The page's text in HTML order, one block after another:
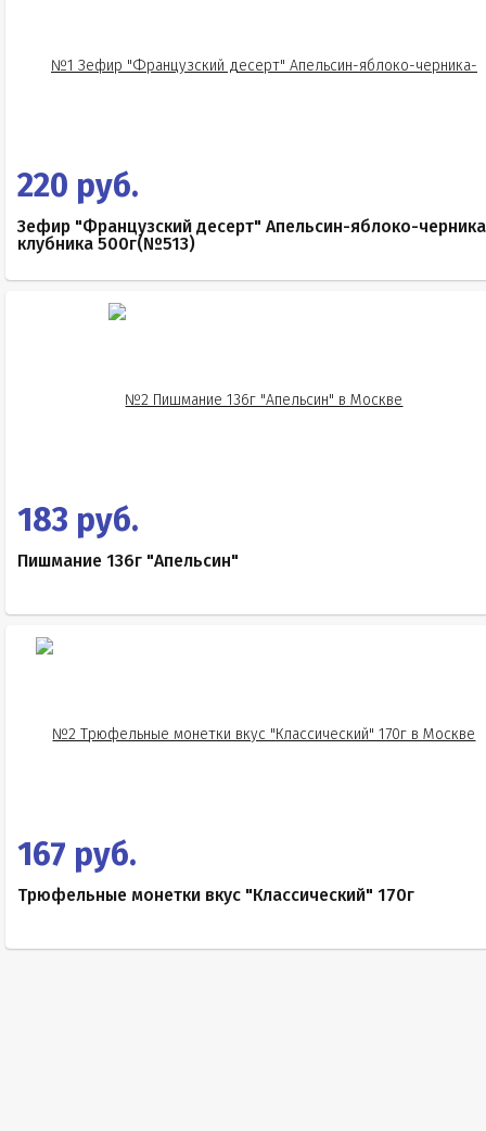
220 руб.
Зефир "Французский десерт" Апельсин-яблоко-
клубника 500г(№513)
183 руб.
Пишмание 136г "Апельсин"
167 руб.
Трюфельные монетки вкус "Классический" 170г